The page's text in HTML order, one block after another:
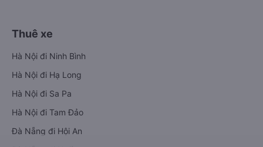
Thuê xe
Hà Nội đi Ninh Bình
Hà Nội đi Hạ Long
Hà Nội đi Sa Pa
Hà Nội đi Tam Đảo
Đà Nẵng đi Hội An